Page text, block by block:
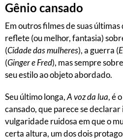
Gênio cansado
Em outros filmes de suas
reflete (ou melhor, fantasia)
(Cidade das mulheres), a guerra (
(Ginger e Fred), mas sempre
seu estilo ao objeto abordado.
Seu último longa,A voz da lua, é
cansado, que parece se
vulgaridade ruidosa em que o
certa altura, um dos dois